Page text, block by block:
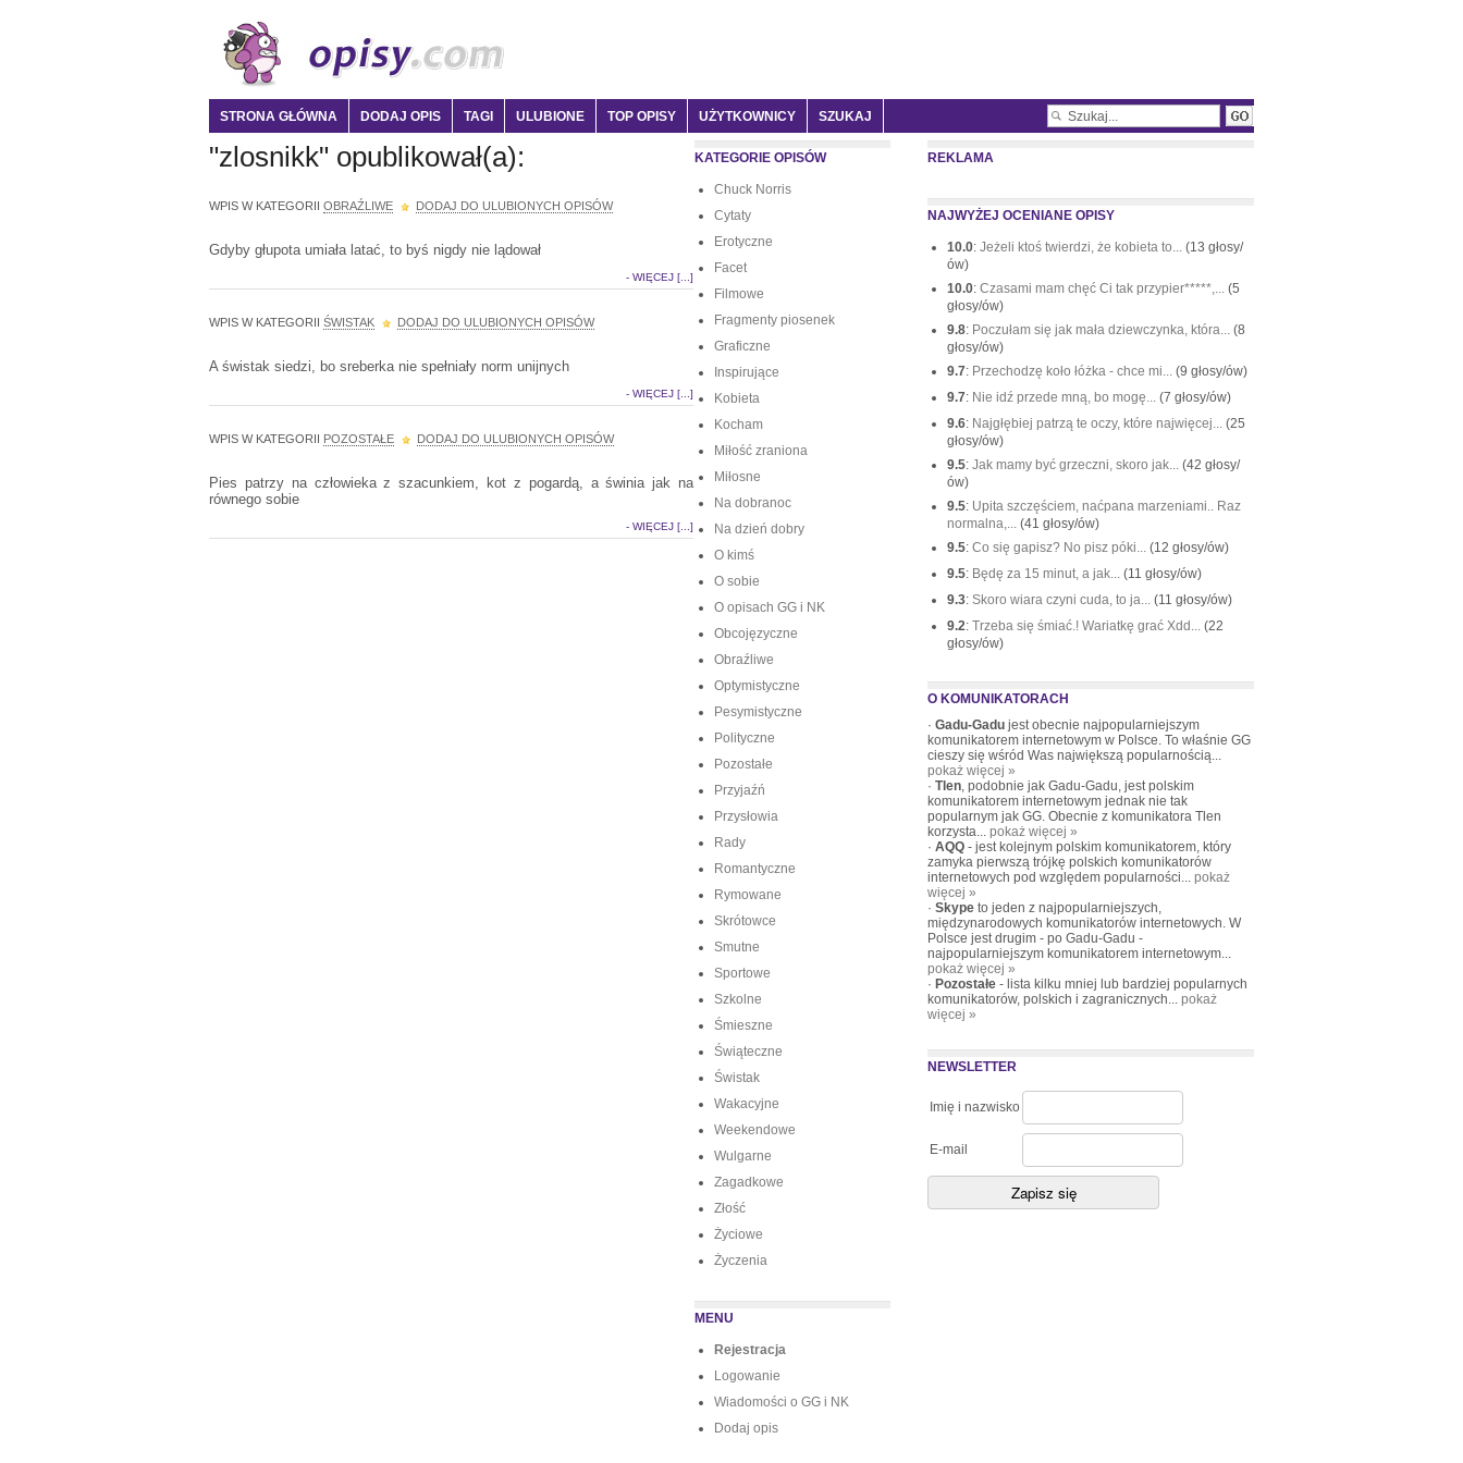
STRONA GŁÓWNA DODAJ OPIS TAGI ULUBIONE TOP OPISY UŻYTKOWNICY SZUKAJ
"zlosnikk" opublikował(a):
WPIS W KATEGORII OBRAŹLIWE DODAJ DO ULUBIONYCH OPISÓW
Gdyby głupota umiała latać, to byś nigdy nie lądował
- WIĘCEJ [...]
WPIS W KATEGORII ŚWISTAK DODAJ DO ULUBIONYCH OPISÓW
A świstak siedzi, bo sreberka nie spełniały norm unijnych
- WIĘCEJ [...]
WPIS W KATEGORII POZOSTAŁE DODAJ DO ULUBIONYCH OPISÓW
Pies patrzy na człowieka z szacunkiem, kot z pogardą, a świnia jak na
równego sobie
- WIĘCEJ [...]
KATEGORIE OPISÓW
Chuck Norris
Cytaty
Erotyczne
Facet
Filmowe
Fragmenty piosenek
Graficzne
Inspirujące
Kobieta
Kocham
Miłość zraniona
Miłosne
Na dobranoc
Na dzień dobry
O kimś
O sobie
O opisach GG i NK
Obcojęzyczne
Obraźliwe
Optymistyczne
Pesymistyczne
Polityczne
Pozostałe
Przyjaźń
Przysłowia
Rady
Romantyczne
Rymowane
Skrótowce
Smutne
Sportowe
Szkolne
Śmieszne
Świąteczne
Świstak
Wakacyjne
Weekendowe
Wulgarne
Zagadkowe
Złość
Życiowe
Życzenia
MENU
Rejestracja
Logowanie
Wiadomości o GG i NK
Dodaj opis
REKLAMA
NAJWYŻEJ OCENIANE OPISY
10.0: Jeżeli ktoś twierdzi, że kobieta to... (13 głosy/
ów)
10.0: Czasami mam chęć Ci tak przypier*****,... (5
głosy/ów)
9.8: Poczułam się jak mała dziewczynka, która... (8
głosy/ów)
9.7: Przechodzę koło łóżka - chce mi... (9 głosy/ów)
9.7: Nie idź przede mną, bo mogę... (7 głosy/ów)
9.6: Najgłębiej patrzą te oczy, które najwięcej... (25
głosy/ów)
9.5: Jak mamy być grzeczni, skoro jak... (42 głosy/
ów)
9.5: Upita szczęściem, naćpana marzeniami.. Raz
normalna,... (41 głosy/ów)
9.5: Co się gapisz? No pisz póki... (12 głosy/ów)
9.5: Będę za 15 minut, a jak... (11 głosy/ów)
9.3: Skoro wiara czyni cuda, to ja... (11 głosy/ów)
9.2: Trzeba się śmiać.! Wariatkę grać Xdd... (22
głosy/ów)
O KOMUNIKATORACH
· Gadu-Gadu jest obecnie najpopularniejszym
komunikatorem internetowym w Polsce. To właśnie GG
cieszy się wśród Was największą popularnością...
pokaż więcej »
· Tlen, podobnie jak Gadu-Gadu, jest polskim
komunikatorem internetowym jednak nie tak
popularnym jak GG. Obecnie z komunikatora Tlen
korzysta... pokaż więcej »
· AQQ - jest kolejnym polskim komunikatorem, który
zamyka pierwszą trójkę polskich komunikatorów
internetowych pod względem popularności... pokaż
więcej »
· Skype to jeden z najpopularniejszych,
międzynarodowych komunikatorów internetowych. W
Polsce jest drugim - po Gadu-Gadu -
najpopularniejszym komunikatorem internetowym...
pokaż więcej »
· Pozostałe - lista kilku mniej lub bardziej popularnych
komunikatorów, polskich i zagranicznych... pokaż
więcej »
NEWSLETTER
Imię i nazwisko
E-mail